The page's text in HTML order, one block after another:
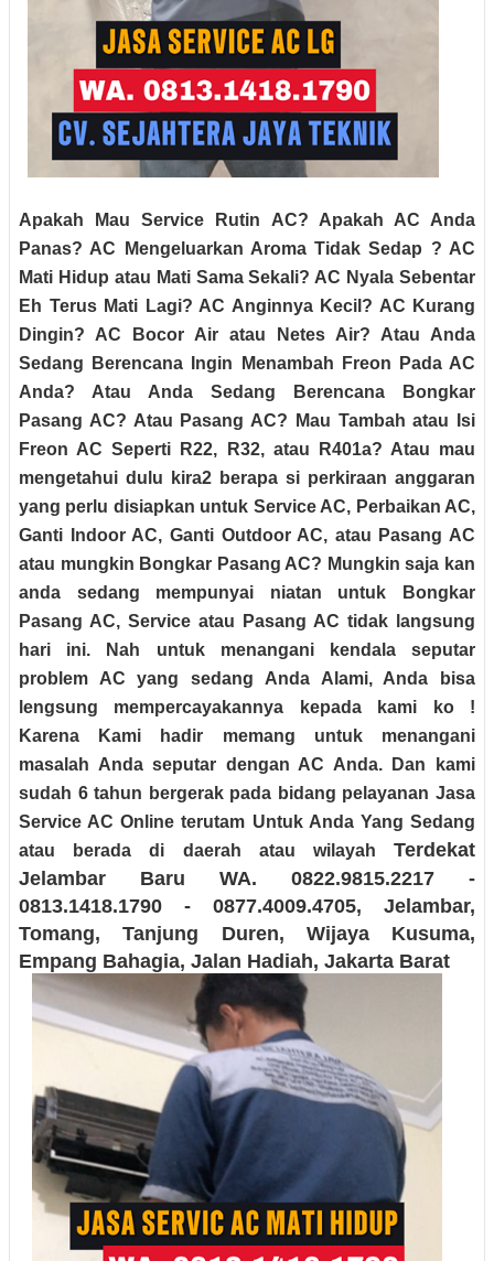
Apakah Mau Service Rutin AC? Apakah AC Anda
Panas? AC Mengeluarkan Aroma Tidak Sedap ? AC
Mati Hidup atau Mati Sama Sekali? AC Nyala Sebentar
Eh Terus Mati Lagi? AC Anginnya Kecil? AC Kurang
Dingin? AC Bocor Air atau Netes Air? Atau Anda
Sedang Berencana Ingin Menambah Freon Pada AC
Anda? Atau Anda Sedang Berencana Bongkar
Pasang AC? Atau Pasang AC? Mau Tambah atau Isi
Freon AC Seperti R22, R32, atau R401a? Atau mau
mengetahui dulu kira2 berapa si perkiraan anggaran
yang perlu disiapkan untuk Service AC, Perbaikan AC,
Ganti Indoor AC, Ganti Outdoor AC, atau Pasang AC
atau mungkin Bongkar Pasang AC? Mungkin saja kan
anda sedang mempunyai niatan untuk Bongkar
Pasang AC, Service atau Pasang AC tidak langsung
hari ini. Nah untuk menangani kendala seputar
problem AC yang sedang Anda Alami, Anda bisa
lengsung mempercayakannya kepada kami ko !
Karena Kami hadir memang untuk menangani
masalah Anda seputar dengan AC Anda. Dan kami
sudah 6 tahun bergerak pada bidang pelayanan Jasa
Service AC Online terutam Untuk Anda Yang Sedang
atau berada di daerah atau wilayah Terdekat
Jelambar Baru WA. 0822.9815.2217 -
0813.1418.1790 - 0877.4009.4705, Jelambar,
Tomang, Tanjung Duren, Wijaya Kusuma,
Empang Bahagia, Jalan Hadiah, Jakarta Barat